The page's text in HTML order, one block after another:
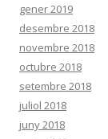
gener 2019
desembre 2018
novembre 2018
octubre 2018
setembre 2018
juliol 2018
juny 2018